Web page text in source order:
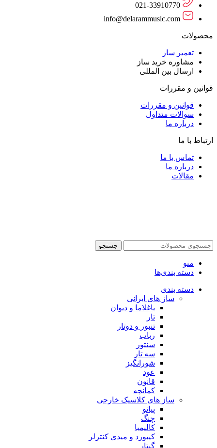
021-33910770
info@delarammusic.com
محصولات
تعمیر ساز
مشاوره خرید ساز
ارسال بین المللی
قوانین و مقررات
قوانین و مقررات
سوالات متداول
درباره ما
ارتباط با ما
تماس با ما
درباره ما
مقالات
جستجو
منو
دسته بندی‌ها
دسته بندی
ساز های ایرانی
باغلاما و دیوان
تار
تنبور و دوتار
رباب
سنتور
سه تار
شورانگیز
عود
قانون
کمانچه
ساز های کلاسیک خارجی
پیانو
چنگ
کالیمبا
کیبورد و میدی کنترلر
گیتار